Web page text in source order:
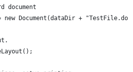
document
= new Document(dataDir +